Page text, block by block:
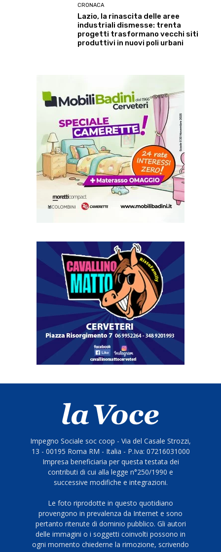
CRONACA
Lazio, la rinascita delle aree
industriali dismesse: trenta
progetti trasformano vecchi siti
produttivi in nuovi poli urbani
Impegno Sociale soc coop - Via del Casale Strozzi,
13 - 00195 Roma RM - Italia - P.Iva: 07216031000
Impresa beneficiaria per questa testata dei
contributi di cui alla legge n°250/1990 e
successive modifiche e integrazioni.
Le foto riprodotte in questo quotidiano
provengono in prevalenza da Internet e sono
pertanto ritenute di dominio pubblico. Gli autori
delle immagini o i soggetti coinvolti possono in
ogni momento chiederne la rimozione, scrivendo